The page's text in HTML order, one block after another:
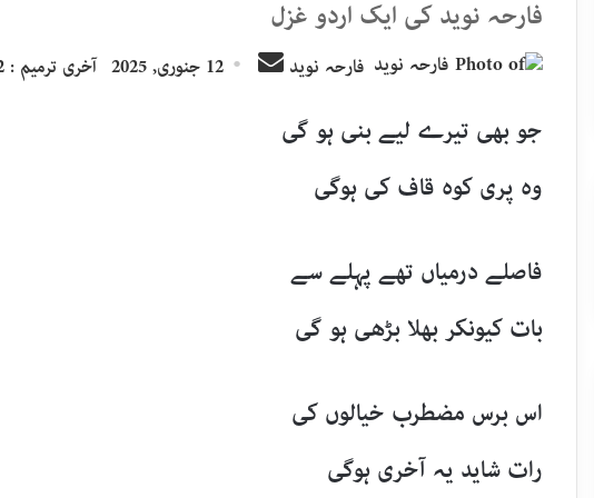
فارحہ نوید کی ایک اردو غزل
فارحہ نوید
Send12 جنوری, 2025 آخری ترمیم : 12 جنوری, 2025
جو بھی تیرے لیے بنی ہو گی
وہ پری کوہ قاف کی ہوگی
فاصلے درمیاں تھے پہلے سے
بات کیونکر بھلا بڑھی ہو گی
اس برس مضطرب خیالوں کی
رات شاید یہ آخری ہوگی